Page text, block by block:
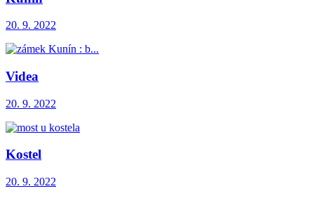
20. 9. 2022
Videa
20. 9. 2022
Kostel
20. 9. 2022